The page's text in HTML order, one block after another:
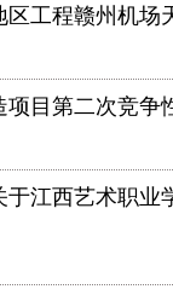
工程赣州机
目第二次竞争
江西艺术职业